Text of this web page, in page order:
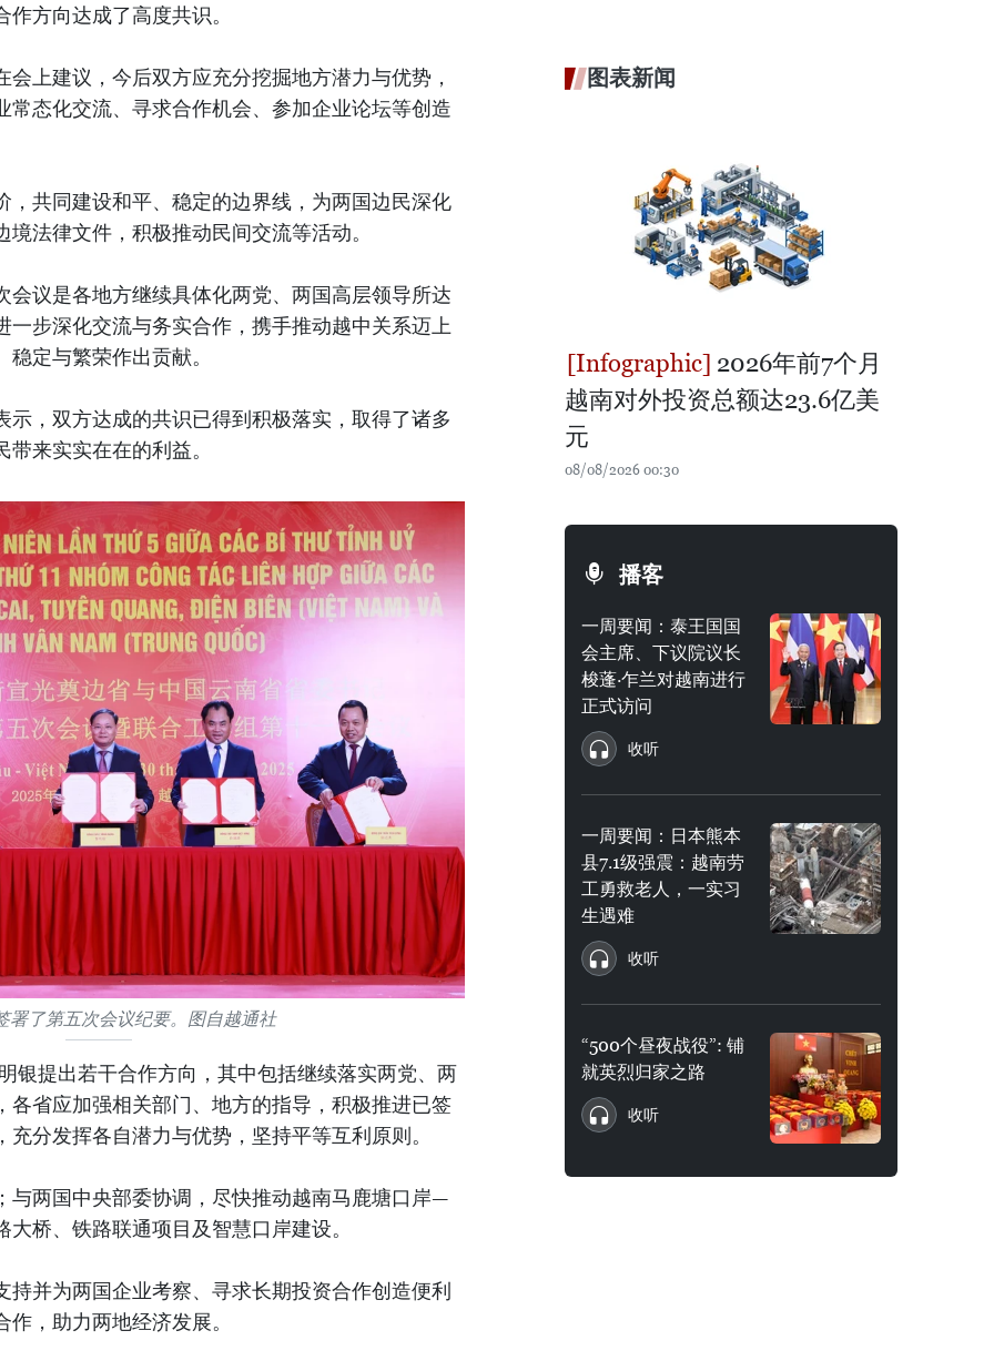
方向达成了高度共识。
上建议，今后双方应充分挖掘地方潜力与优势，
常态化交流、寻求合作机会、参加企业论坛等创造
，共同建设和平、稳定的边界线，为两国边民深化
法律文件，积极推动民间交流等活动。
会议是各地方继续具体化两党、两国高层领导所达
一步深化交流与务实合作，携手推动越中关系迈上
定与繁荣作出贡献。
示，双方达成的共识已得到积极落实，取得了诸多
来实实在在的利益。
署了第五次会议纪要。图自越通社
银提出若干合作方向，其中包括继续落实两党、两
各省应加强相关部门、地方的指导，积极推进已签
分发挥各自潜力与优势，坚持平等互利原则。
与两国中央部委协调，尽快推动越南马鹿塘口岸—
桥、铁路联通项目及智慧口岸建设。
并为两国企业考察、寻求长期投资合作创造便利
，助力两地经济发展。
图表新闻
2026年前7个月
越南对外投资总额达23.6亿美
元
08/08/2026 00:30
播客
一周要闻：泰王国国
会主席、下议院议长
梭蓬·乍兰对越南进行
正式访问
收听
一周要闻：日本熊本
县7.1级强震：越南劳
工勇救老人，一实习
生遇难
收听
“500个昼夜战役”: 铺
就英烈归家之路
收听